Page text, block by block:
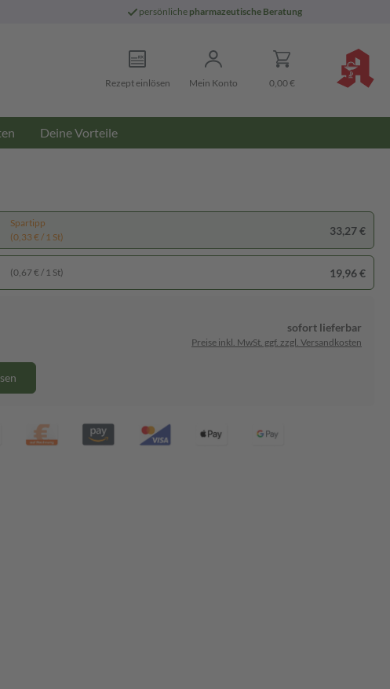
persönliche pharmazeutische Beratung
Rezept einlösen Mein Konto 0,00 €
Deine Vorteile
Spartipp
(0,33 € / 1 St)
33,27 €
(0,67 € / 1 St) 19,96 €
sofort lieferbar
Preise inkl. MwSt. ggf. zzgl. Versandkosten